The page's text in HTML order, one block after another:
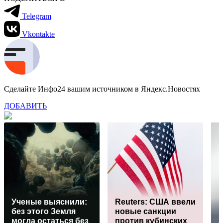
Telegram
Vkontakte
Сделайте Инфо24 вашим источником в Яндекс.Новостях
ДОБАВИТЬ
Ученые выяснили:
без этого Земля
могла остаться без
Reuters: США ввели
новые санкции
против кубинских